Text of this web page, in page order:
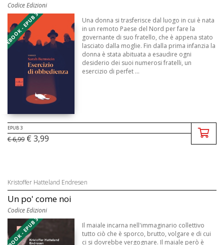
Codice Edizioni
EBOOK - EPUB 3
Una donna si trasferisce dal luogo in cui è nata
in un remoto Paese del Nord per fare la
governante di suo fratello, che è appena stato
lasciato dalla moglie. Fin dalla prima infanzia la
donna è stata abituata a esaudire ogni
desiderio dei suoi numerosi fratelli, un
esercizio di perfet ...
EPUB 3
€ 6,99 € 3,99
Kristoffer Hatteland Endresen
Un po' come noi
Codice Edizioni
EBOOK - EPUB 3
Il maiale incarna nell'immaginario collettivo
tutto ciò che è sporco, brutto, volgare e di cui
ci si dovrebbe vergognare. Il maiale però è